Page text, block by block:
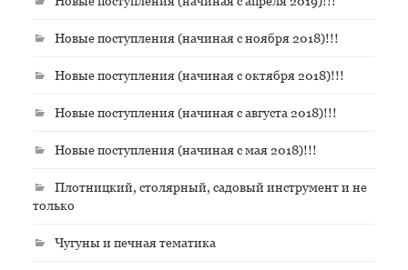
Новые поступления (начиная с ноября 2018)!!!
Новые поступления (начиная с октября 2018)!!!
Новые поступления (начиная с августа 2018)!!!
Новые поступления (начиная с мая 2018)!!!
Плотницкий, столярный, садовый инструмент и не
только
Чугуны и печная тематика